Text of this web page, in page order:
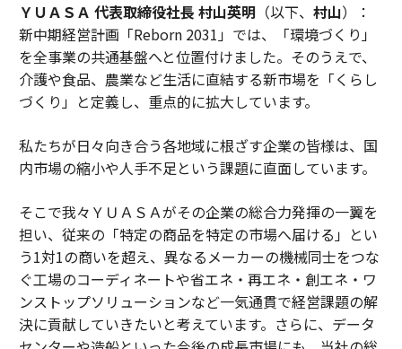
ＹＵＡＳＡ 代表取締役社長 村山英明（以下、 村山）：
新中期経営計画「Reborn 2031」では、「環境づくり」
を全事業の共通基盤へと位置付けました。そのうえで、
介護や食品、農業など生活に直結する新市場を「くらし
づくり」と定義し、重点的に拡大しています。
私たちが日々向き合う各地域に根ざす企業の皆様は、国
内市場の縮小や人手不足という課題に直面しています。
そこで我々ＹＵＡＳＡがその企業の総合力発揮の一翼を
担い、従来の「特定の商品を特定の市場へ届ける」とい
う1対1の商いを超え、異なるメーカーの機械同士をつな
ぐ工場のコーディネートや省エネ・再エネ・創エネ・ワ
ンストップソリューションなど一気通貫で経営課題の解
決に貢献していきたいと考えています。さらに、データ